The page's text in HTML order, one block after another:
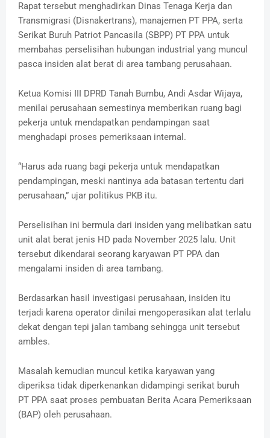
Rapat tersebut menghadirkan Dinas Tenaga Kerja dan
Transmigrasi (Disnakertrans), manajemen PT PPA, serta
Serikat Buruh Patriot Pancasila (SBPP) PT PPA untuk
membahas perselisihan hubungan industrial yang muncul
pasca insiden alat berat di area tambang perusahaan.
Ketua Komisi III DPRD Tanah Bumbu, Andi Asdar Wijaya,
menilai perusahaan semestinya memberikan ruang bagi
pekerja untuk mendapatkan pendampingan saat
menghadapi proses pemeriksaan internal.
“Harus ada ruang bagi pekerja untuk mendapatkan
pendampingan, meski nantinya ada batasan tertentu dari
perusahaan,” ujar politikus PKB itu.
Perselisihan ini bermula dari insiden yang melibatkan satu
unit alat berat jenis HD pada November 2025 lalu. Unit
tersebut dikendarai seorang karyawan PT PPA dan
mengalami insiden di area tambang.
Berdasarkan hasil investigasi perusahaan, insiden itu
terjadi karena operator dinilai mengoperasikan alat terlalu
dekat dengan tepi jalan tambang sehingga unit tersebut
ambles.
Masalah kemudian muncul ketika karyawan yang
diperiksa tidak diperkenankan didampingi serikat buruh
PT PPA saat proses pembuatan Berita Acara Pemeriksaan
(BAP) oleh perusahaan.